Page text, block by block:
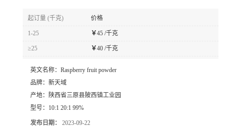
起订量 (千克) 价格
1-25 ￥45 /千克
≥25 ￥40 /千克
英文名称： Raspberry fruit powder
品牌： 新天域
产地：
陕西省三原县陂西镇工业园
型号： 10:1 20:1 99%
发布日期： 2023-09-22